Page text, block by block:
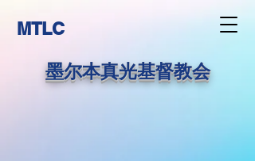
MTLC
墨尔本真光基督教会